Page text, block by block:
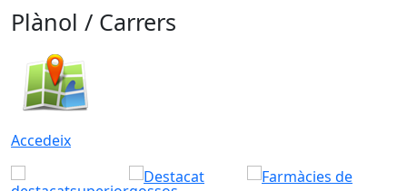
Plànol / Carrers
Accedeix